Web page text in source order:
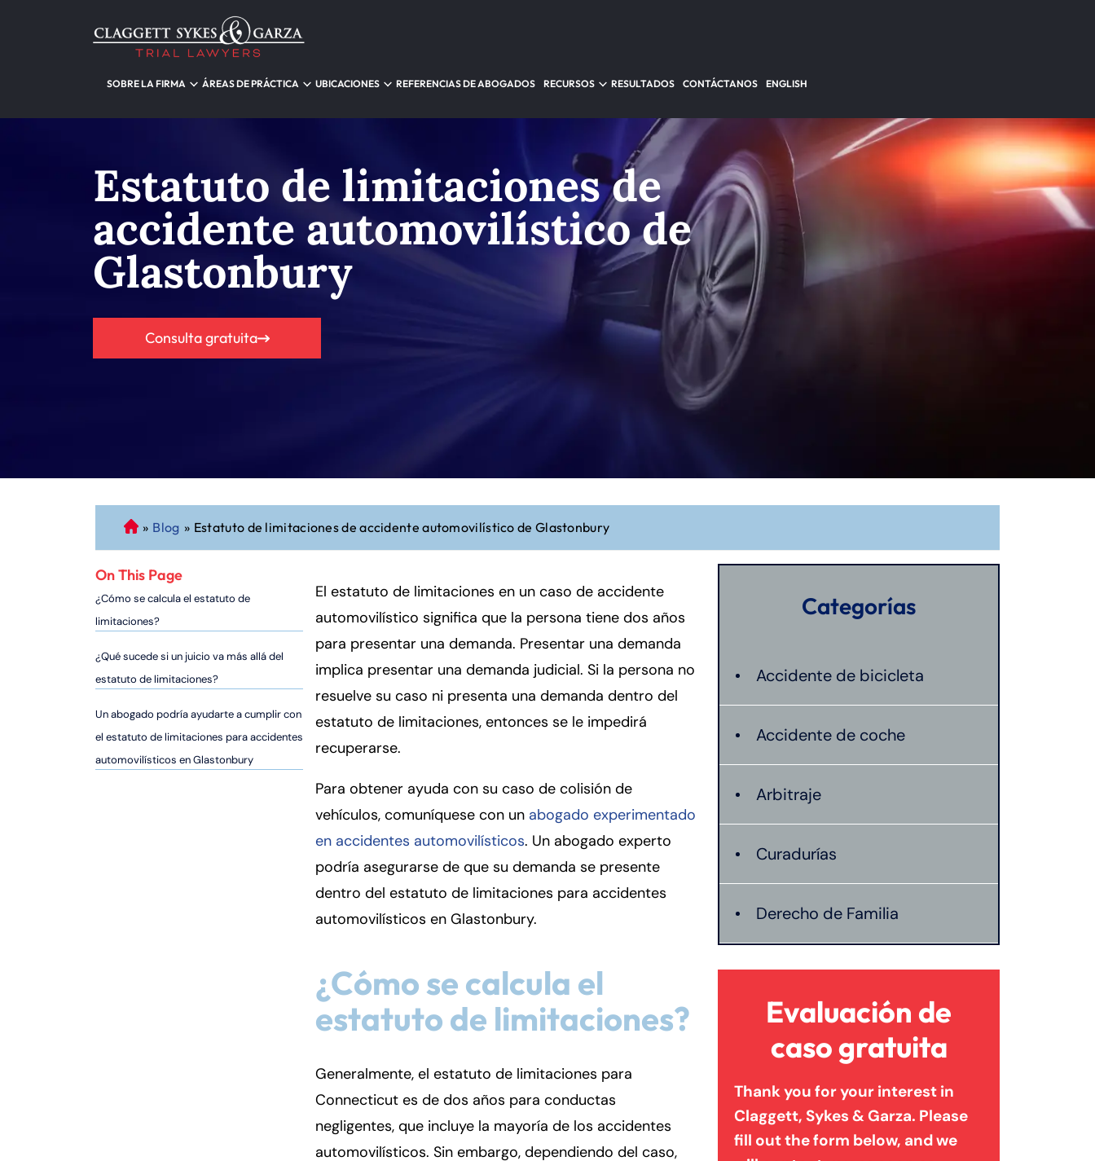
SOBRE LA FIRMA ÁREAS DE PRÁCTICA UBICACIONES REFERENCIAS DE ABOGADOS RECURSOS RESULTADOS CONTÁCTANOS ENGLISH
Estatuto de limitaciones de
accidente automovilístico de
Glastonbury
Consulta gratuita
A
b
o
d
o
e
P
er
n
» Blog » Estatuto de limitaciones de accidente automovilístico de Glastonbury
On This Page
¿Cómo se calcula el estatuto de
limitaciones?
¿Qué sucede si un juicio va más allá del
estatuto de limitaciones?
Un abogado podría ayudarte a cumplir con
el estatuto de limitaciones para accidentes
automovilísticos en Glastonbury
El estatuto de limitaciones en un caso de accidente
automovilístico significa que la persona tiene dos años
para presentar una demanda. Presentar una demanda
implica presentar una demanda judicial. Si la persona no
resuelve su caso ni presenta una demanda dentro del
estatuto de limitaciones, entonces se le impedirá
recuperarse.
Para obtener ayuda con su caso de colisión de
vehículos, comuníquese con un abogado experimentado
en accidentes automovilísticos. Un abogado experto
podría asegurarse de que su demanda se presente
dentro del estatuto de limitaciones para accidentes
automovilísticos en Glastonbury.
¿Cómo se calcula el
estatuto de limitaciones?
Generalmente, el estatuto de limitaciones para
Connecticut es de dos años para conductas
negligentes, que incluye la mayoría de los accidentes
automovilísticos. Sin embargo, dependiendo del caso,
Categorías
Accidente de bicicleta
Accidente de coche
Arbitraje
Curadurías
Derecho de Familia
Lesión catastrófica
Lesión por quemadura
Leyes de Connecticut
Mordedura de perro
Evaluación de
caso gratuita
Thank you for your interest in
Claggett, Sykes & Garza. Please
fill out the form below, and we
Farmington - Hours
Enfield - Hours